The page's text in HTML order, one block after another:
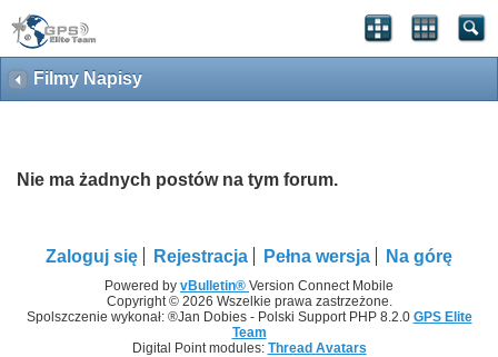
Filmy Napisy
Nie ma żadnych postów na tym forum.
Zaloguj się Rejestracja Pełna wersja Na górę
Powered by vBulletin® Version Connect Mobile
Copyright © 2026 Wszelkie prawa zastrzeżone.
Spolszczenie wykonał: ®Jan Dobies - Polski Support PHP 8.2.0 GPS Elite
Team
Digital Point modules: Thread Avatars